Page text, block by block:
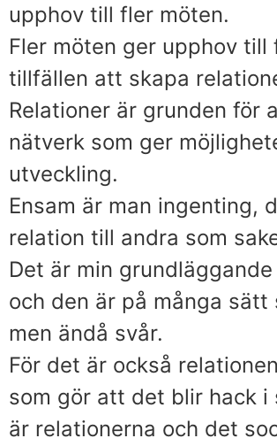
upphov till fler möten.
Fler möten ger upphov till
tillfällen att skapa
Relationer är grunden för
nätverk som ger
utveckling.
Ensam är man ingenting,
relation till andra som
Det är min
och den är på många sätt
men ändå svår.
För det är också
som gör att det blir hack i
är relationerna och det